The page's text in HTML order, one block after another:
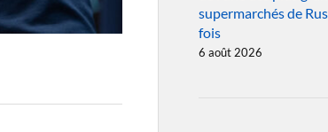
supermarchés de
fois
6 août 2026